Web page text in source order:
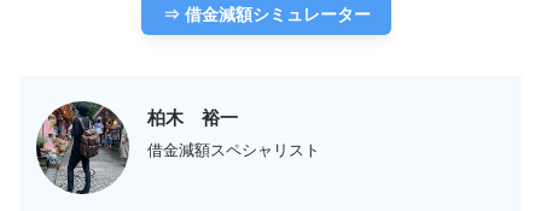
⇒ 借金減額シミュレーター
柏木 裕一
借金減額スペシャリスト